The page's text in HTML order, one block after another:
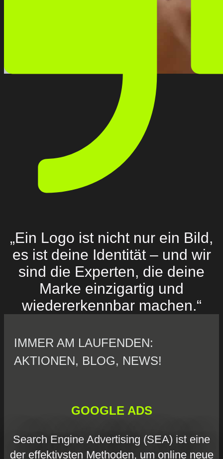
„Ein Logo ist nicht nur ein Bild,
es ist deine Identität – und wir
sind die Experten, die deine
Marke einzigartig und
wiedererkennbar machen.“
IMMER AM LAUFENDEN:
AKTIONEN, BLOG, NEWS!
GOOGLE ADS
Search Engine Advertising (SEA) ist eine
der effektivsten Methoden, um online neue